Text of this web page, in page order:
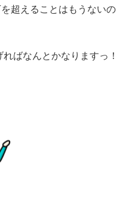
超えることはもうないの
ばなんとかなりますっ！